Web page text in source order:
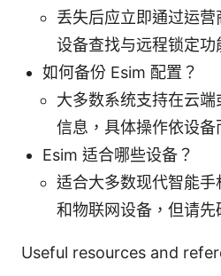
丢失后应立即通过运
设备查找与远程锁定功
如何备份 Esim 配置？
大多数系统支持在云
信息，具体操作依设备
Esim 适合哪些设备？
适合大多数现代智能
和物联网设备，但请先
Useful resources and